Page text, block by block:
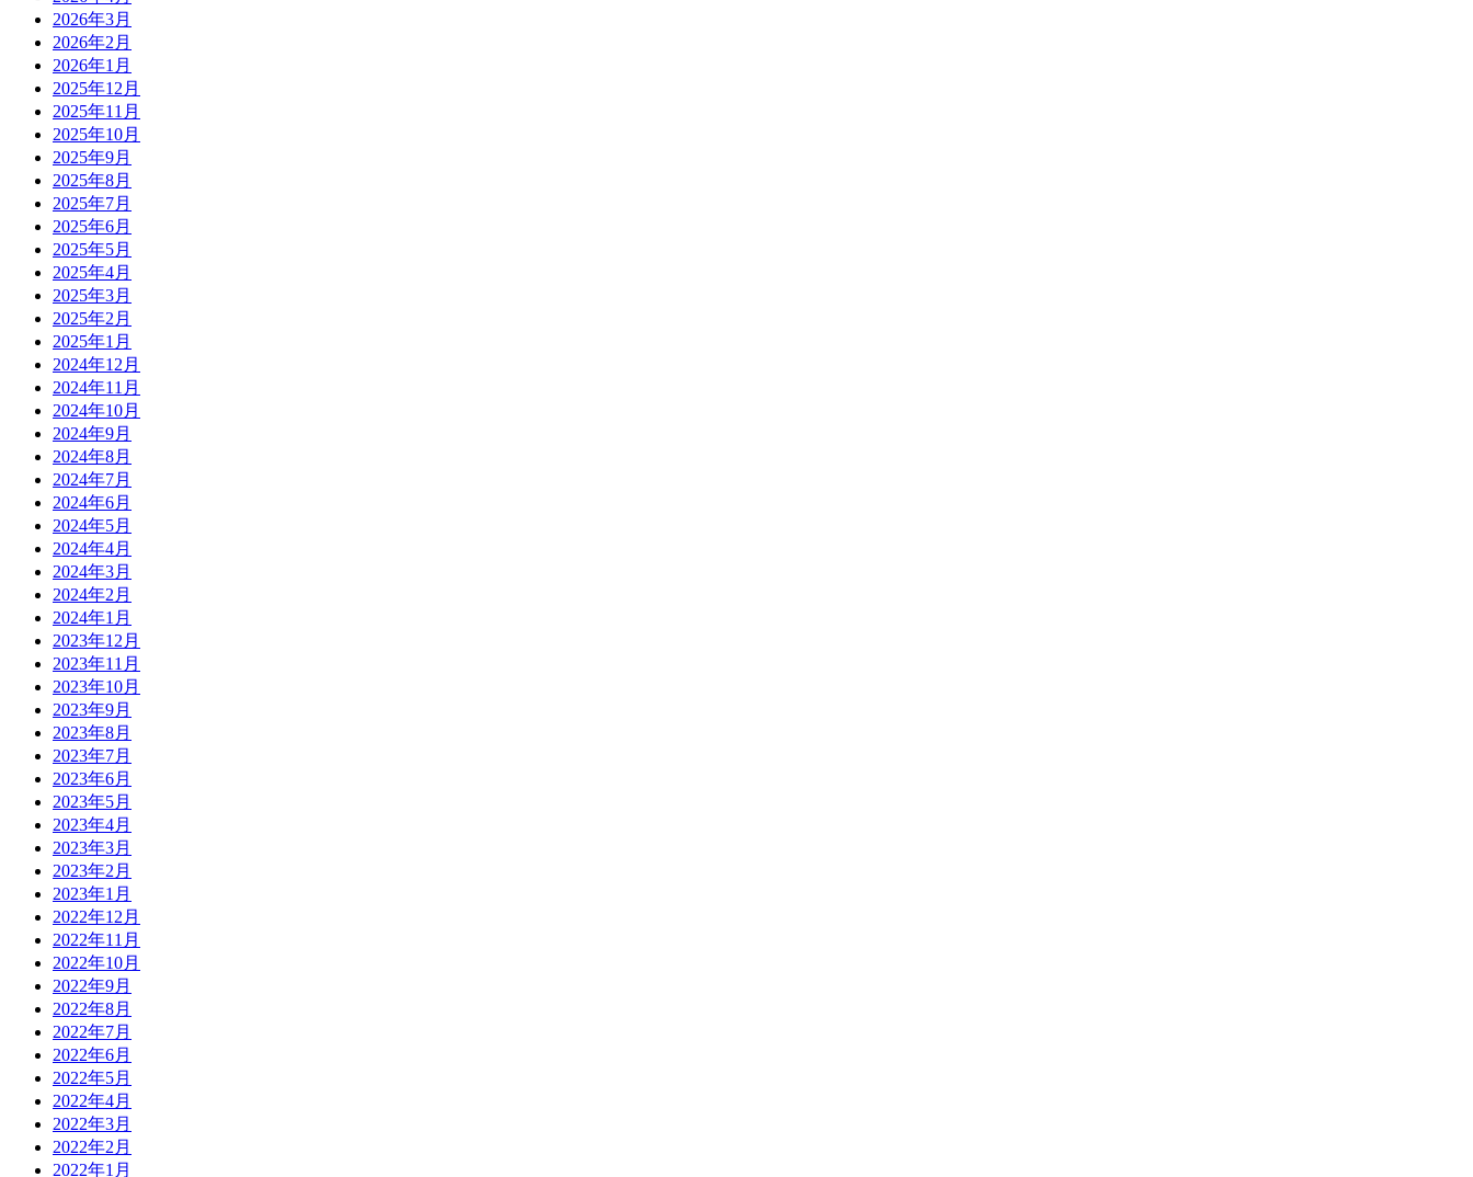
2026年3月
2026年2月
2026年1月
2025年12月
2025年11月
2025年10月
2025年9月
2025年8月
2025年7月
2025年6月
2025年5月
2025年4月
2025年3月
2025年2月
2025年1月
2024年12月
2024年11月
2024年10月
2024年9月
2024年8月
2024年7月
2024年6月
2024年5月
2024年4月
2024年3月
2024年2月
2024年1月
2023年12月
2023年11月
2023年10月
2023年9月
2023年8月
2023年7月
2023年6月
2023年5月
2023年4月
2023年3月
2023年2月
2023年1月
2022年12月
2022年11月
2022年10月
2022年9月
2022年8月
2022年7月
2022年6月
2022年5月
2022年4月
2022年3月
2022年2月
2022年1月